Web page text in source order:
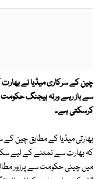
چین کے سرکاری میڈیا نے بھارت
سے باز رہے ورنہ بیجنگ
کرسکتی ہے۔
بھارتی میڈیا کے مطابق چین کے
کہ بھارت سے نمٹنے کے لیے
میں چینی حکومت سے پرزور